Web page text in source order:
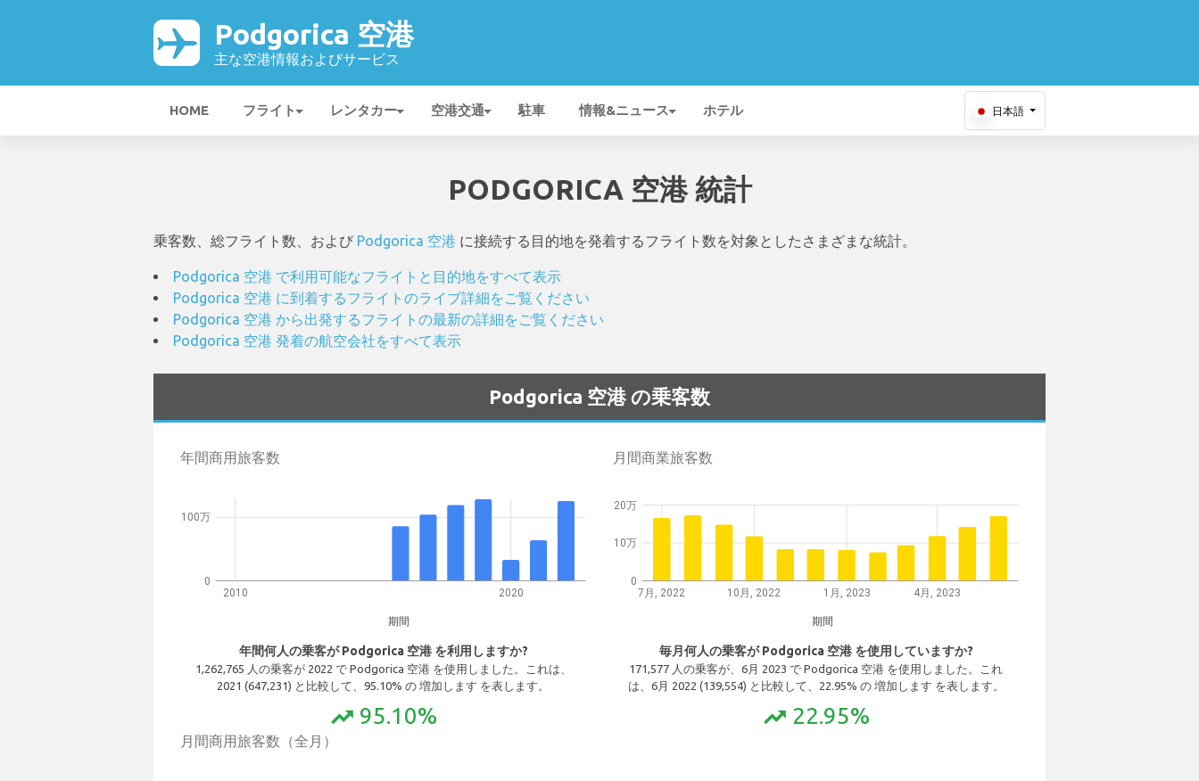
Podgorica 空港
主な空港情報およびサービス
HOME フライト レンタカー 空港交通 駐車 情報&ニュース ホテル 日本語
PODGORICA 空港 統計
乗客数、総フライト数、および Podgorica 空港 に接続する目的地を発着するフライト数を対象としたさまざまな統計。
Podgorica 空港 で利用可能なフライトと目的地をすべて表示
Podgorica 空港 に到着するフライトのライブ詳細をご覧ください
Podgorica 空港 から出発するフライトの最新の詳細をご覧ください
Podgorica 空港 発着の航空会社をすべて表示
Podgorica 空港 の乗客数
年間商用旅客数
2010 2020
期間
0
100万
年間何人の乗客が Podgorica 空港 を利用しますか?
1,262,765 人の乗客が 2022 で Podgorica 空港 を使用しました。これは、
2021 (647,231) と比較して、95.10% の 増加します を表します。
trending_up 95.10%
月間商業旅客数
7月, 2022 10月, 2022 1月, 2023 4月, 2023
期間
0
10万
20万
毎月何人の乗客が Podgorica 空港 を使用していますか?
171,577 人の乗客が、6月 2023 で Podgorica 空港 を使用しました。これ
は、6月 2022 (139,554) と比較して、22.95% の 増加します を表します。
trending_up 22.95%
月間商用旅客数（全月）